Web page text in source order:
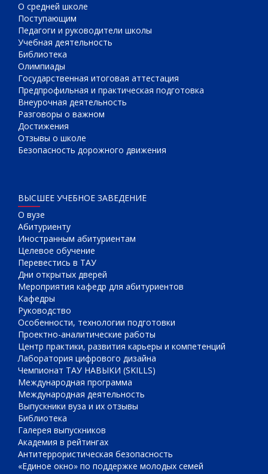
О cредней школе
Поступающим
Педагоги и руководители школы
Учебная деятельность
Библиотека
Олимпиады
Государственная итоговая аттестация
Предпрофильная и практическая подготовка
Внеурочная деятельность
Разговоры о важном
Достижения
Отзывы о школе
Безопасность дорожного движения
ВЫСШЕЕ УЧЕБНОЕ ЗАВЕДЕНИЕ
О вузе
Абитуриенту
Иностранным абитуриентам
Целевое обучение
Перевестись в ТАУ
Дни открытых дверей
Мероприятия кафедр для абитуриентов
Кафедры
Руководство
Особенности, технологии подготовки
Проектно-аналитические работы
Центр практики, развития карьеры и компетенций
Лаборатория цифрового дизайна
Чемпионат ТАУ НАВЫКИ (SKILLS)
Международная программа
Международная деятельность
Выпускники вуза и их отзывы
Библиотека
Галерея выпускников
Академия в рейтингах
Антитеррористическая безопасность
«Единое окно» по поддержке молодых семей